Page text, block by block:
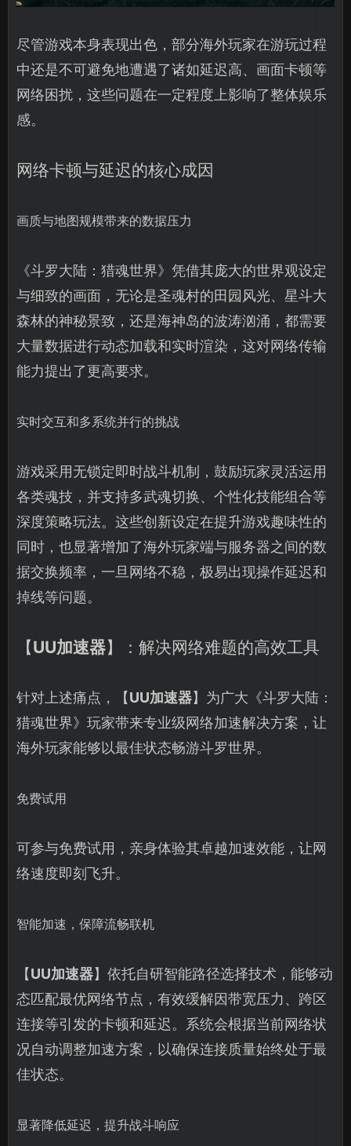
尽管游戏本身表现出色，部分海外玩家在游玩过程
中还是不可避免地遭遇了诸如延迟高、画面卡顿等
网络困扰，这些问题在一定程度上影响了整体娱乐
感。
网络卡顿与延迟的核心成因
画质与地图规模带来的数据压力
《斗罗大陆：猎魂世界》凭借其庞大的世界观设定
与细致的画面，无论是圣魂村的田园风光、星斗大
森林的神秘景致，还是海神岛的波涛汹涌，都需要
大量数据进行动态加载和实时渲染，这对网络传输
能力提出了更高要求。
实时交互和多系统并行的挑战
游戏采用无锁定即时战斗机制，鼓励玩家灵活运用
各类魂技，并支持多武魂切换、个性化技能组合等
深度策略玩法。这些创新设定在提升游戏趣味性的
同时，也显著增加了海外玩家端与服务器之间的数
据交换频率，一旦网络不稳，极易出现操作延迟和
掉线等问题。
【UU加速器】：解决网络难题的高效工具
针对上述痛点，【UU加速器】为广大《斗罗大陆：
猎魂世界》玩家带来专业级网络加速解决方案，让
海外玩家能够以最佳状态畅游斗罗世界。
免费试用
可参与免费试用，亲身体验其卓越加速效能，让网
络速度即刻飞升。
智能加速，保障流畅联机
【UU加速器】依托自研智能路径选择技术，能够动
态匹配最优网络节点，有效缓解因带宽压力、跨区
连接等引发的卡顿和延迟。系统会根据当前网络状
况自动调整加速方案，以确保连接质量始终处于最
佳状态。
显著降低延迟，提升战斗响应